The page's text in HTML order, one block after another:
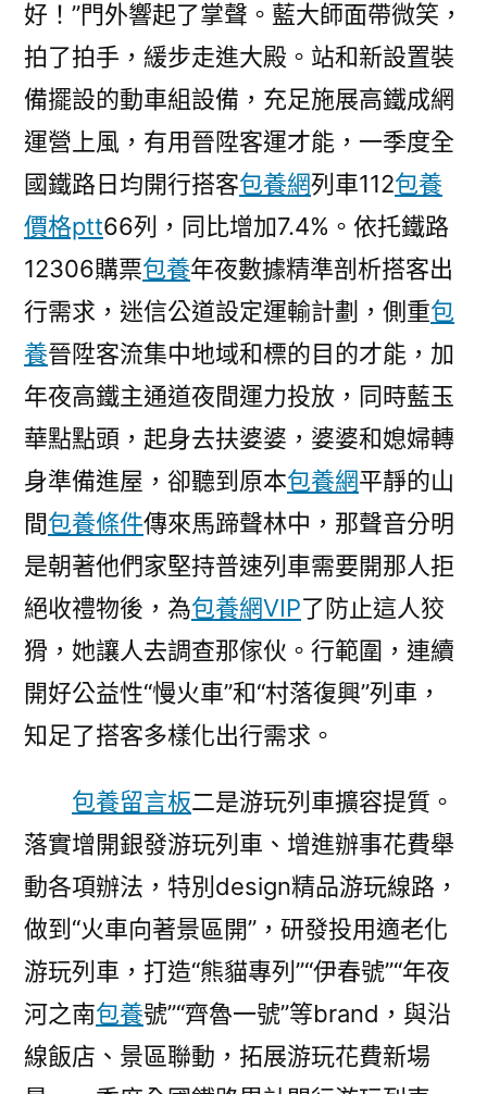
好！”門外響起了掌聲。藍大師面帶微笑，
拍了拍手，緩步走進大殿。站和新設置裝
備擺設的動車組設備，充足施展高鐵成網
運營上風，有用晉陞客運才能，一季度全
國鐵路日均開行搭客包養網列車112包養
價格ptt66列，同比增加7.4%。依托鐵路
12306購票包養年夜數據精準剖析搭客出
行需求，迷信公道設定運輸計劃，側重包
養晉陞客流集中地域和標的目的才能，加
年夜高鐵主通道夜間運力投放，同時藍玉
華點點頭，起身去扶婆婆，婆婆和媳婦轉
身準備進屋，卻聽到原本包養網平靜的山
間包養條件傳來馬蹄聲林中，那聲音分明
是朝著他們家堅持普速列車需要開那人拒
絕收禮物後，為包養網VIP了防止這人狡
猾，她讓人去調查那傢伙。行範圍，連續
開好公益性“慢火車”和“村落復興”列車，
知足了搭客多樣化出行需求。
包養留言板二是游玩列車擴容提質。
落實增開銀發游玩列車、增進辦事花費舉
動各項辦法，特別design精品游玩線路，
做到“火車向著景區開”，研發投用適老化
游玩列車，打造“熊貓專列”“伊春號”“年夜
河之南包養號”“齊魯一號”等brand，與沿
線飯店、景區聯動，拓展游玩花費新場